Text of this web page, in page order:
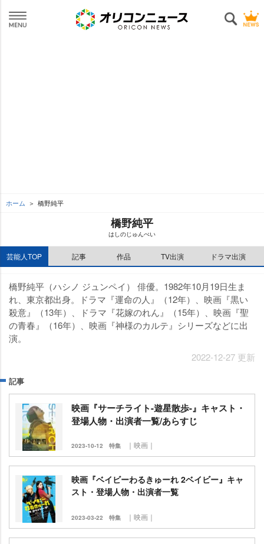
ホーム 橋野純平
橋野純平
はしのじゅんぺい
芸能人TOP 記事 作品 TV出演 ドラマ出演
橋野純平（ハシノ ジュンペイ） 俳優。1982年10月19日生ま
れ、東京都出身。ドラマ『運命の人』（12年）、映画『黒い
殺意』（13年）、ドラマ『花嫁のれん』（15年）、映画『聖
の青春』（16年）、映画『神様のカルテ』シリーズなどに出
演。
2022-12-27 更新
記事
映画『サーチライト-遊星散歩-』キャスト・
登場人物・出演者一覧/あらすじ
2023-10-12 特集 ｜映画｜
映画『ベイビーわるきゅーれ 2ベイビー』キャ
スト・登場人物・出演者一覧
2023-03-22 特集 ｜映画｜